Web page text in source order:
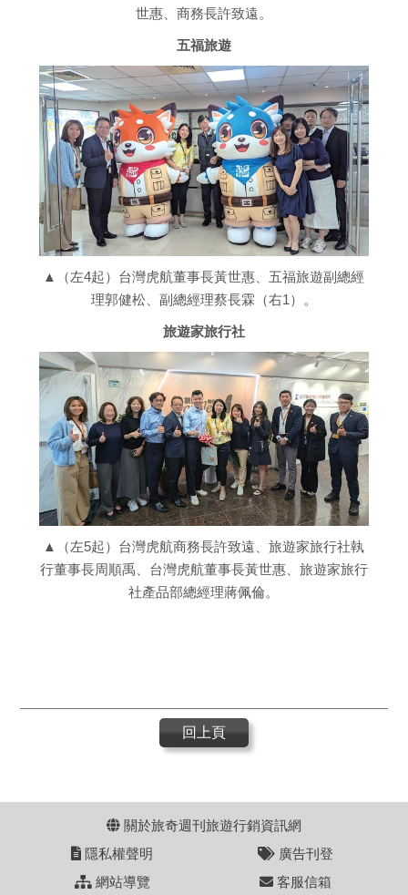
世惠、商務長許致遠。
五福旅遊
▲（左4起）台灣虎航董事長黃世惠、五福旅遊副總經
理郭健松、副總經理蔡長霖（右1）。
旅遊家旅行社
▲（左5起）台灣虎航商務長許致遠、旅遊家旅行社執
行董事長周順禹、台灣虎航董事長黃世惠、旅遊家旅行
社產品部總經理蔣佩倫。
回上頁
關於旅奇週刊旅遊行銷資訊網
隱私權聲明
廣告刊登
網站導覽
客服信箱